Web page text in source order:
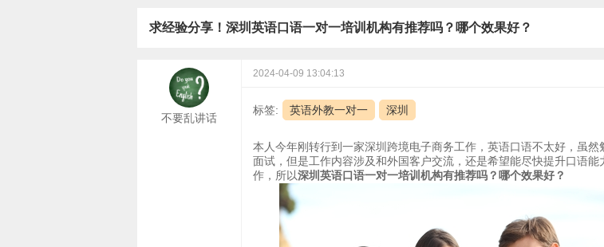
​求经验分享！深圳英语口语一对一培训机构有推荐吗？哪个效果好？
不要乱讲话
2024-04-09 13:04:13
标签: 英语外教一对一 深圳
本人今年刚转行到一家深圳跨境电子商务工作，英语口语不太好，虽然
面试，但是工作内容涉及和外国客户交流，还是希望能尽快提升口语能
作，所以深圳英语口语一对一培训机构有推荐吗？哪个效果好？